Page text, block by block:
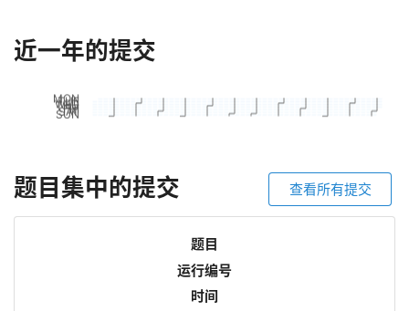
近一年的提交
题目集中的提交 查看所有提交
题目
运行编号
时间